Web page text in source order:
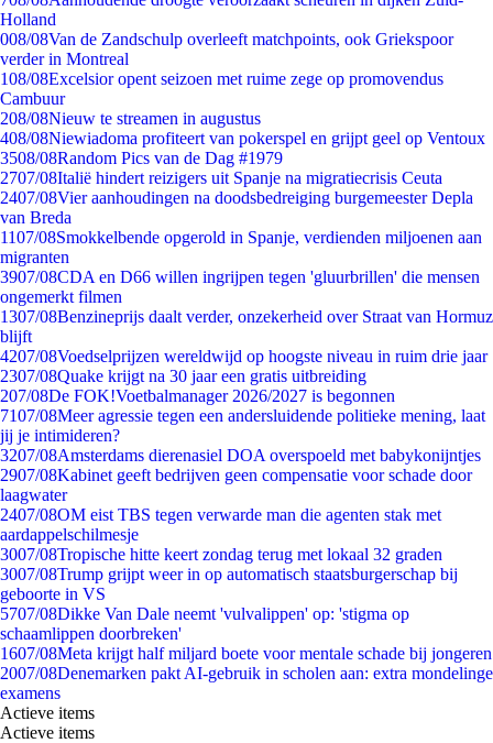
Holland
008/08Van de Zandschulp overleeft matchpoints, ook Griekspoor
verder in Montreal
108/08Excelsior opent seizoen met ruime zege op promovendus
Cambuur
208/08Nieuw te streamen in augustus
408/08Niewiadoma profiteert van pokerspel en grijpt geel op Ventoux
3508/08Random Pics van de Dag #1979
2707/08Italië hindert reizigers uit Spanje na migratiecrisis Ceuta
2407/08Vier aanhoudingen na doodsbedreiging burgemeester Depla
van Breda
1107/08Smokkelbende opgerold in Spanje, verdienden miljoenen aan
migranten
3907/08CDA en D66 willen ingrijpen tegen 'gluurbrillen' die mensen
ongemerkt filmen
1307/08Benzineprijs daalt verder, onzekerheid over Straat van Hormuz
blijft
4207/08Voedselprijzen wereldwijd op hoogste niveau in ruim drie jaar
2307/08Quake krijgt na 30 jaar een gratis uitbreiding
207/08De FOK!Voetbalmanager 2026/2027 is begonnen
7107/08Meer agressie tegen een andersluidende politieke mening, laat
jij je intimideren?
3207/08Amsterdams dierenasiel DOA overspoeld met babykonijntjes
2907/08Kabinet geeft bedrijven geen compensatie voor schade door
laagwater
2407/08OM eist TBS tegen verwarde man die agenten stak met
aardappelschilmesje
3007/08Tropische hitte keert zondag terug met lokaal 32 graden
3007/08Trump grijpt weer in op automatisch staatsburgerschap bij
geboorte in VS
5707/08Dikke Van Dale neemt 'vulvalippen' op: 'stigma op
schaamlippen doorbreken'
1607/08Meta krijgt half miljard boete voor mentale schade bij jongeren
2007/08Denemarken pakt AI-gebruik in scholen aan: extra mondelinge
examens
Actieve items
Actieve items